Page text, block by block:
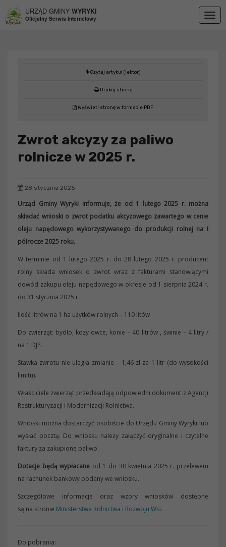
URZĄD GMINY WYRYKI
Oficjalny Serwis Internetowy
Czytaj artykuł (lektor)
Drukuj stronę
Wyświetl stronę w formacie PDF
Zwrot akcyzy za paliwo
rolnicze w 2025 r.
28 stycznia 2025
Urząd Gminy Wyryki informuje, że od 1 lutego 2025 r. można
składać wnioski o zwrot podatku akcyzowego zawartego w cenie
oleju napędowego wykorzystywanego do produkcji rolnej na I
półrocze 2025 roku.
W terminie od 1 lutego 2025 r. do 28 lutego 2025 r. producent
rolny składa wniosek o zwrot wraz z fakturami stanowiącymi
dowód zakupu oleju napędowego w okresie od 1 sierpnia 2024 r.
do 31 stycznia 2025 r.
Ilość litrów na 1 ha użytków rolnych – 110 litów
Do zwierząt: bydło, kozy owce, konie – 40 litrów , świnie – 4 litry /
na 1 DJP.
Stawka zwrotu nie uległa zmianie – 1,46 zł za 1 litr (do wysokości
limitu).
Właściciele zwierząt przedkładają odpowiedni dokument z Agencji
Restrukturyzacji i Modernizacji Rolnictwa.
Wnioski można dostarczyć osobiście do Urzędu Gminy Wyryki lub
wysłać pocztą. Do wniosku należy załączyć oryginalne i czytelne
faktury za zakupione paliwo.
Dotacje będą wypłacane od 1 do 30 kwietnia 2025 r. przelewem
na rachunek bankowy podany we wniosku.
Szczegółowe informacje oraz wzory wniosków dostępne
są na stronie Ministerstwa Rolnictwa i Rozwoju Wsi.
Do pobrania: